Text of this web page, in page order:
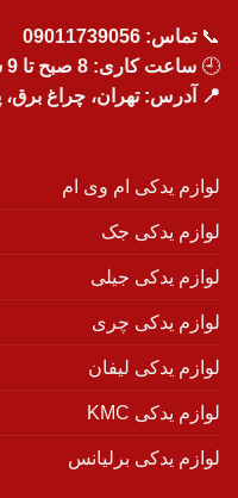
📞تماس: 09011739056
🕘 ساعت کاری: 8 صبح تا 9 شب
📍 آدرس: تهران، چراغ برق،
لوازم یدکی ام وی ام
لوازم یدکی جک
لوازم یدکی جیلی
لوازم یدکی چری
لوازم یدکی لیفان
لوازم یدکی KMC
لوازم یدکی برلیانس